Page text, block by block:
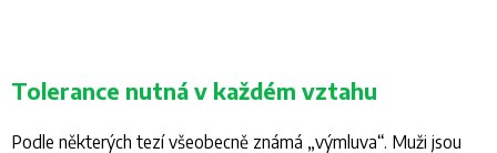
Tolerance nutná v každém vztahu
Podle některých tezí všeobecně známá „výmluva“. Muži jsou